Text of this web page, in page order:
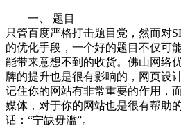
一、 题目
只管百度严格打击题目党，然而对
的优化手段，一个好的题目不仅可
能带来意想不到的收货。佛山网络
牌的提升也是很有影响的，网页设
记住你的网站有非常重要的作用，
媒体，对于你的网站也是很有帮助
话：“宁缺毋滥”。